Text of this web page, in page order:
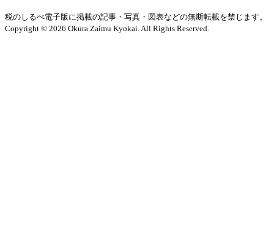
税のしるべ電子版に掲載の記事・写真・図表などの無断転載を禁じます。
Copyright © 2026 Okura Zaimu Kyokai. All Rights Reserved.